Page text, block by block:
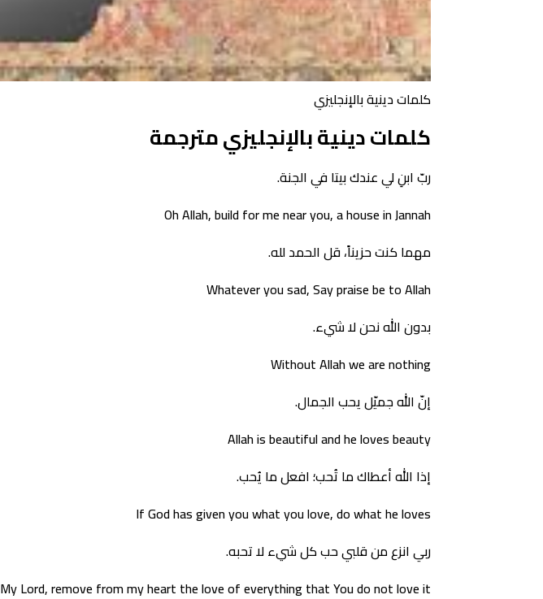
كلمات دينية بالإنجليزي
كلمات دينية بالإنجليزي مترجمة
ربّ ابنِ لي عندك بيتا في الجنة.
Oh Allah, build for me near you, a house in Jannah
مهما كنت حزيناً، قل الحمد لله.
Whatever you sad, Say praise be to Allah
بدون الله نحن لا شيء.
Without Allah we are nothing
إنّ الله جميّل يحب الجمال.
Allah is beautiful and he loves beauty
إذا الله أعطاك ما تُحب؛ افعل ما يُحب.
If God has given you what you love, do what he loves
ربي انزع من قلبي حب كل شيء لا تحبه.
My Lord, remove from my heart the love of everything that You do not love it